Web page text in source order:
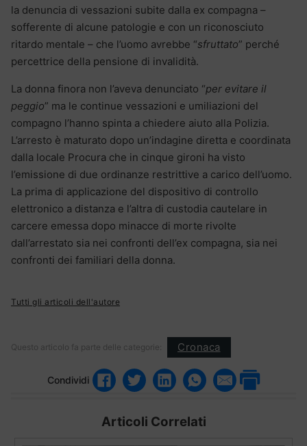
la denuncia di vessazioni subite dalla ex compagna –
sofferente di alcune patologie e con un riconosciuto
ritardo mentale – che l’uomo avrebbe “sfruttato” perché
percettrice della pensione di invalidità.
La donna finora non l’aveva denunciato “per evitare il
peggio” ma le continue vessazioni e umiliazioni del
compagno l’hanno spinta a chiedere aiuto alla Polizia.
L’arresto è maturato dopo un’indagine diretta e coordinata
dalla locale Procura che in cinque gironi ha visto
l’emissione di due ordinanze restrittive a carico dell’uomo.
La prima di applicazione del dispositivo di controllo
elettronico a distanza e l’altra di custodia cautelare in
carcere emessa dopo minacce di morte rivolte
dall’arrestato sia nei confronti dell’ex compagna, sia nei
confronti dei familiari della donna.
Tutti gli articoli dell'autore
Questo articolo fa parte delle categorie: Cronaca
Condividi
Articoli Correlati